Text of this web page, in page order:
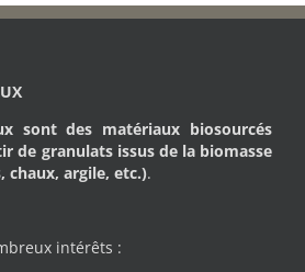
sont des matériaux biosourcés
de granulats issus de la biomasse
chaux, argile, etc.).
intérêts :